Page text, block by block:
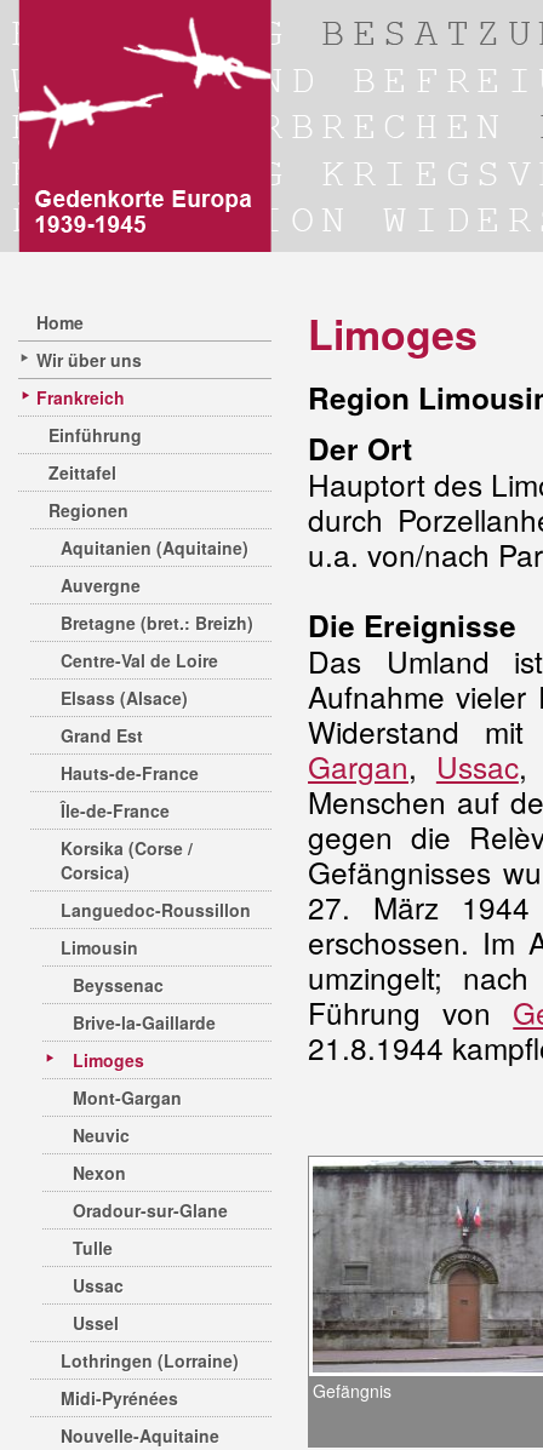
Home
Wir über uns
Frankreich
Einführung
Zeittafel
Regionen
Aquitanien (Aquitaine)
Auvergne
Bretagne (bret.: Breizh)
Centre-Val de Loire
Elsass (Alsace)
Grand Est
Hauts-de-France
Île-de-France
Korsika (Corse /
Corsica)
Languedoc-Roussillon
Limousin
Beyssenac
Brive-la-Gaillarde
Limoges
Mont-Gargan
Neuvic
Nexon
Oradour-sur-Glane
Tulle
Ussac
Ussel
Lothringen (Lorraine)
Midi-Pyrénées
Nouvelle-Aquitaine
Limoges
Region
Der Ort
Hauptort des
durch
u.a. von/nach
Die Ereignisse
Das Umland
Aufnahme
Widerstand mit
Gargan, Ussac
Menschen auf
gegen die
Gefängnisses
27. März
erschossen. Im
umzingelt;
Führung von
21.8.1944
Gefängnis